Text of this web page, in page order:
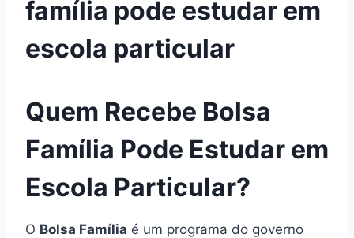
família pode estudar em
escola particular
Quem Recebe Bolsa
Família Pode Estudar em
Escola Particular?
O Bolsa Família é um programa do governo